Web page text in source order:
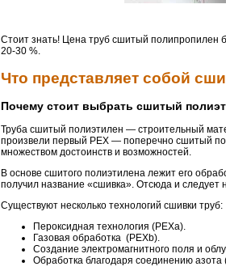
Стоит знать! Цена труб сшитый полипропилен
20-30 %.
Что представляет собой
Почему стоит выбрать сшитый
Труба сшитый полиэтилен — строительный
произвели первый РЕХ — поперечно сшитый
множеством достоинств и возможностей.
В основе сшитого полиэтилена лежит его
получил название «сшивка». Отсюда и
Существуют несколько технологий сшивки труб:
Пероксидная технология (РЕХa).
Газовая обработка (РЕХb).
Создание электромагнитного поля и
Обработка благодаря соединению